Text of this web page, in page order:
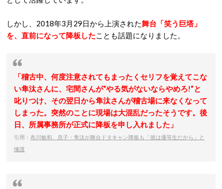
しかし、2018年3月29日から上演された舞台「笑う巨塔」
を、直前になって降板したことも話題になりました。
「稽古中、何度注意されてもまったくセリフを覚えてこな
い隼汰さんに、宅間さんが“やる気がないならやめろ!”と
叱りつけ、その翌日から隼汰さんが稽古場に来なくなって
しまった。突然のことに現場は大混乱だったそうです。後
日、所属事務所が正式に降板を申し入れました」
引用： 布川敏和、息子・隼汰が舞台ドタキャン降板も「彼は優等生だから」と
擁護